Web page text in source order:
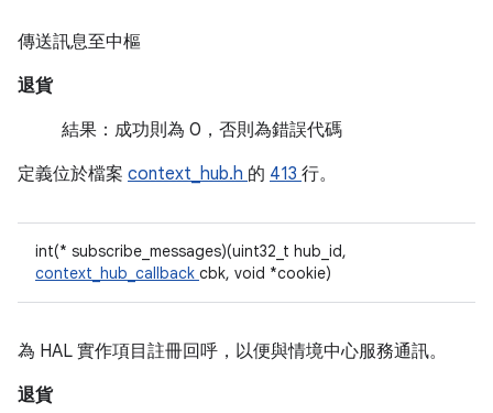
傳送訊息至中樞
退貨
結果：成功則為 0，否則為錯誤代碼
定義位於檔案 context_hub.h 的 413 行。
int(* subscribe_messages)(uint32_t hub_id,
context_hub_callback cbk, void *cookie)
為 HAL 實作項目註冊回呼，以便與情境中心服務通訊。
退貨